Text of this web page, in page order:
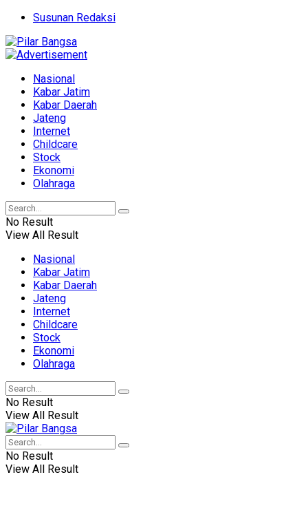
Susunan Redaksi
Nasional
Kabar Jatim
Kabar Daerah
Jateng
Internet
Childcare
Stock
Ekonomi
Olahraga
No Result
View All Result
Nasional
Kabar Jatim
Kabar Daerah
Jateng
Internet
Childcare
Stock
Ekonomi
Olahraga
No Result
View All Result
No Result
View All Result